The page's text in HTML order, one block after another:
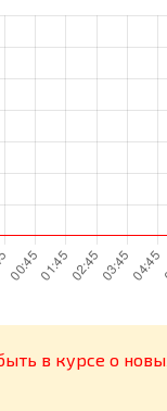
в курсе о